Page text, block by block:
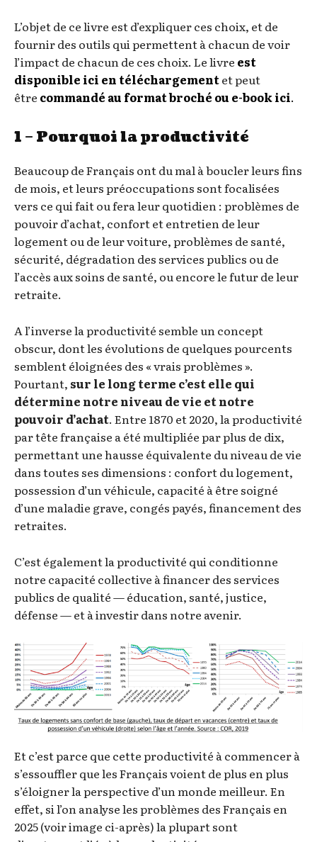
L’objet de ce livre est d’expliquer ces choix, et de
fournir des outils qui permettent à chacun de voir
l’impact de chacun de ces choix. Le livre est
disponible ici en téléchargementet peut
être commandé au format broché ou e-book ici.
1 – Pourquoi la productivité
Beaucoup de Français ont du mal à boucler leurs fins
de mois, et leurs préoccupations sont focalisées
vers ce qui fait ou fera leur quotidien : problèmes de
pouvoir d’achat, confort et entretien de leur
logement ou de leur voiture, problèmes de santé,
sécurité, dégradation des services publics ou de
l’accès aux soins de santé, ou encore le futur de leur
retraite.
A l’inverse la productivité semble un concept
obscur, dont les évolutions de quelques pourcents
semblent éloignées des « vrais problèmes ».
Pourtant, sur le long terme c’est elle qui
détermine notre niveau de vie et notre
pouvoir d’achat. Entre 1870 et 2020, la productivité
par tête française a été multipliée par plus de dix,
permettant une hausse équivalente du niveau de vie
dans toutes ses dimensions : confort du logement,
possession d’un véhicule, capacité à être soigné
d’une maladie grave, congés payés, financement des
retraites.
C’est également la productivité qui conditionne
notre capacité collective à financer des services
publics de qualité — éducation, santé, justice,
défense — et à investir dans notre avenir.
Et c’est parce que cette productivité à commencer à
s’essouffler que les Français voient de plus en plus
s’éloigner la perspective d’un monde meilleur. En
effet, si l’on analyse les problèmes des Français en
2025 (voir image ci-après) la plupart sont